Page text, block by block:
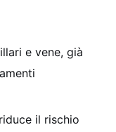
e vene, già
il rischio